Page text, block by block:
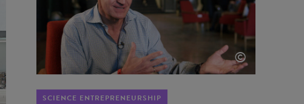
©
SCIENCE ENTREPRENEURSHIP